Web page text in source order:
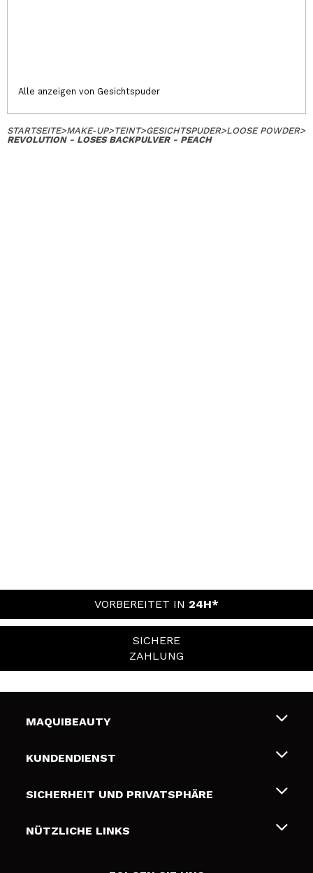
Alle anzeigen von Gesichtspuder
STARTSEITE>MAKE-UP>TEINT>GESICHTSPUDER>LOOSE POWDER>
REVOLUTION - LOSES BACKPULVER - PEACH
VORBEREITET IN 24H*
SICHERE
ZAHLUNG
MAQUIBEAUTY
Über uns
Geschenkkarten
KUNDENDIENST
Liefer- und Versandkosten
Zahlung
SICHERHEIT UND PRIVATSPHÄRE
Bedingungen und Datenschutz
NÜTZLICHE LINKS